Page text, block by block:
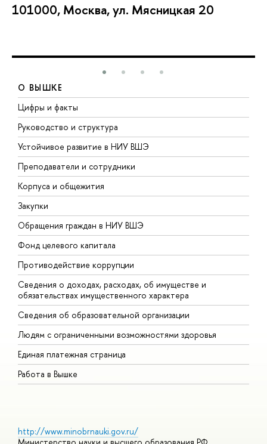
101000, Москва, ул. Мясницкая 20
О ВЫШКЕ
Цифры и факты
Руководство и структура
Устойчивое развитие в НИУ ВШЭ
Преподаватели и сотрудники
Корпуса и общежития
Закупки
Обращения граждан в НИУ ВШЭ
Фонд целевого капитала
Противодействие коррупции
Сведения о доходах, расходах, об имуществе и
обязательствах имущественного характера
Сведения об образовательной организации
Людям с ограниченными возможностями здоровья
Единая платежная страница
Работа в Вышке
http://www.minobrnauki.gov.ru/